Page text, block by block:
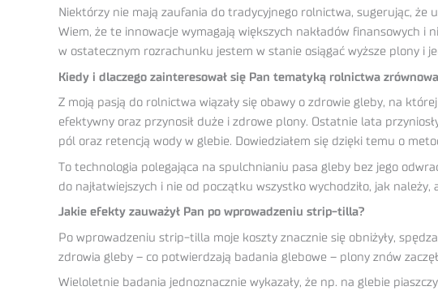
Niektórzy nie mają zaufania do tradycyjnego rolnictwa, sugerując,
Wiem, że te innowacje wymagają większych nakładów finansowych
w ostatecznym rozrachunku jestem w stanie osiągać wyższe plony i
Kiedy i dlaczego zainteresował się Pan tematyką rolnictwa
Z moją pasją do rolnictwa wiązały się obawy o zdrowie gleby, na
efektywny oraz przynosił duże i zdrowe plony. Ostatnie lata
pól oraz retencją wody w glebie. Dowiedziałem się dzięki temu o
To technologia polegająca na spulchnianiu pasa gleby bez jego
do najłatwiejszych i nie od początku wszystko wychodziło, jak
Jakie efekty zauważył Pan po wprowadzeniu strip-tilla?
Po wprowadzeniu strip-tilla moje koszty znacznie się obniżyły,
zdrowia gleby – co potwierdzają badania glebowe – plony znów
Wieloletnie badania jednoznacznie wykazały, że np. na glebie